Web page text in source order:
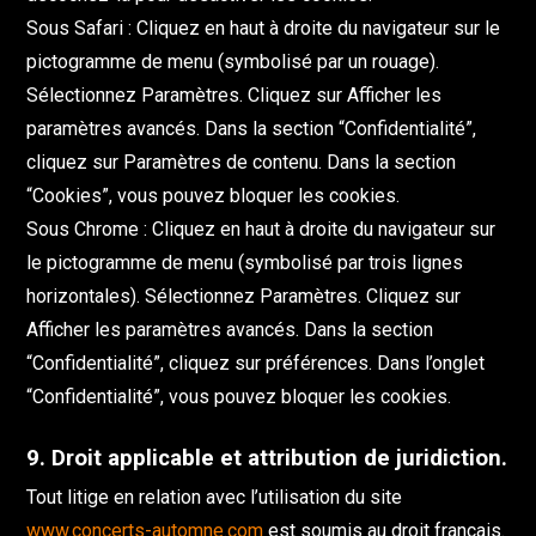
Sous Safari : Cliquez en haut à droite du navigateur sur le
pictogramme de menu (symbolisé par un rouage).
Sélectionnez Paramètres. Cliquez sur Afficher les
paramètres avancés. Dans la section “Confidentialité”,
cliquez sur Paramètres de contenu. Dans la section
“Cookies”, vous pouvez bloquer les cookies.
Sous Chrome : Cliquez en haut à droite du navigateur sur
le pictogramme de menu (symbolisé par trois lignes
horizontales). Sélectionnez Paramètres. Cliquez sur
Afficher les paramètres avancés. Dans la section
“Confidentialité”, cliquez sur préférences. Dans l’onglet
“Confidentialité”, vous pouvez bloquer les cookies.
9. Droit applicable et attribution de juridiction.
Tout litige en relation avec l’utilisation du site
www.concerts-automne.com est soumis au droit français.